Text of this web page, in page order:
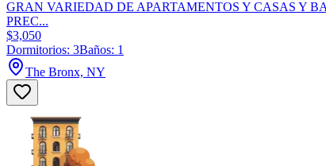
GRAN VARIEDAD DE APARTAMENTOS Y CASAS Y
PREC...
$3,050
Dormitorios: 3Baños: 1
The Bronx, NY